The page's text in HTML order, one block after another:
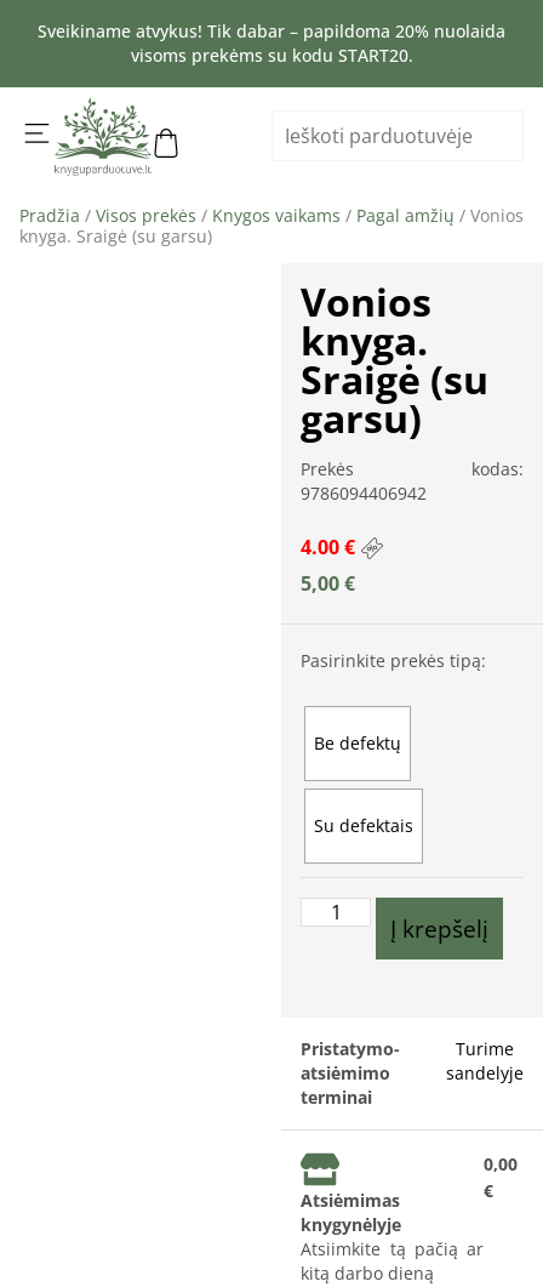
Sveikiname atvykus! Tik dabar – papildoma 20% nuolaida
visoms prekėms su kodu START20.
Pradžia / Visos prekės / Knygos vaikams / Pagal amžių / Vonios
knyga. Sraigė (su garsu)
Vonios
knyga.
Sraigė (su
garsu)
Prekės kodas:
9786094406942
4.00 €
5,00€
Pasirinkite prekės tipą:
Be defektų
Su defektais
Į krepšelį
Pristatymo-
atsiėmimo
terminai
Turime
sandelyje
Atsiėmimas
knygynėlyje
Atsiimkite tą pačią ar
kitą darbo dieną
0,00
€